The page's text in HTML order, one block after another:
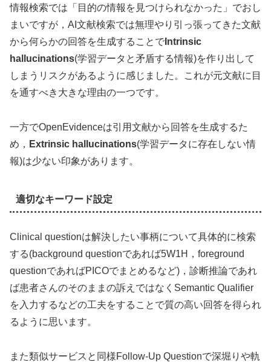
情報検索では「目的の情報を見つけられなかった」でおし
まいですが，AI文献検索では無理やり引っ張ってきた文献
から何らかの回答を生成することで Intrinsic
hallucinations(学習データと矛盾する情報)を作り出して
しまうリスクがあるように感じました。これが元文献に目
を通すべき大きな理由の一つです。
一方でOpenEvidenceは引用文献から回答を生成するた
め， Extrinsic hallucinations(学習データに存在しない情
報)は少ない印象があります。
適切なキーワード設定
Clinical questionは解決したい事柄について具体的に検索
する(background questionであれば5W1H，foreground
questionであればPICOでまとめるなど)，診断推論であれ
ば患者さんのそのままの訴えではなくSemantic Qualifier
を入力するなどの工夫をすることで質の高い回答を得られ
るように思います。
また類似サービスと同様Follow-Up Questionで深堀りや軌